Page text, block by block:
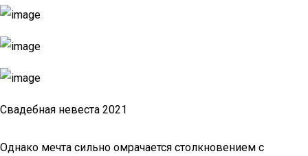
Свадебная невеста 2021
Однако мечта сильно омрачается столкновением с